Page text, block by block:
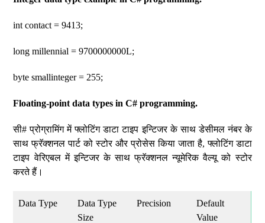
int contact = 9413;
long millennial = 9700000000L;
byte smallinteger = 255;
Floating-point data types in C# programming.
सी# प्रोग्रामिंग में फ्लोटिंग डाटा टाइप इन्टिजर के साथ डेसीमल नंबर के
साथ फ्रॅक्शनल पार्ट को स्टोर और प्रोसेस किया जाता है, फ्लोटिंग डाटा
टाइप वेरिएबल में इन्टिजर के साथ फ्रॅक्शनल न्यूमेरिक वैल्यू को स्टोर
करते हैं।
Data Type
Data Type
Size
Precision
Default
Value